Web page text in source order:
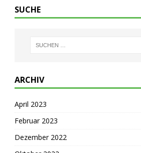
SUCHE
ARCHIV
April 2023
Februar 2023
Dezember 2022